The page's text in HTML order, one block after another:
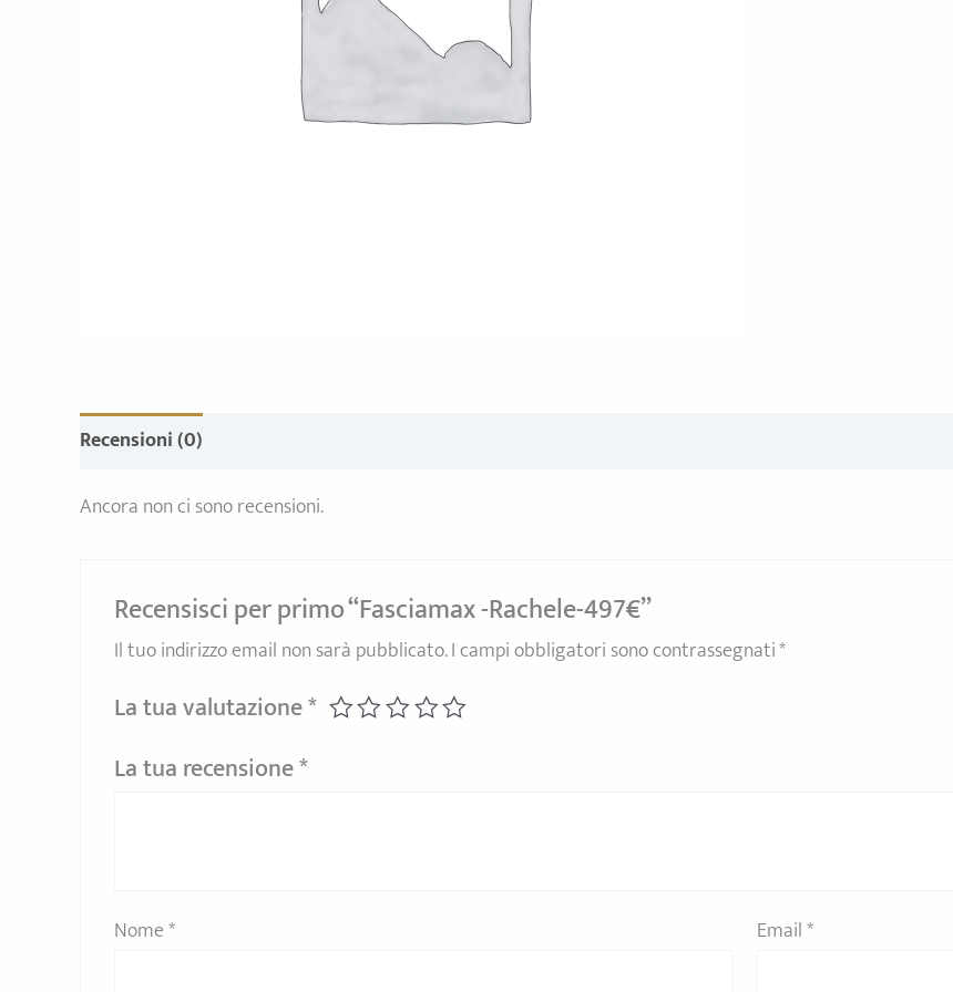
Recensioni (0)
Ancora non ci sono recensioni.
Recensisci per primo “Fasciamax -Rachele-497€”
Il tuo indirizzo email non sarà pubblicato.I campi obbligatori sono contrassegnati*
La tua valutazione*
La tua recensione*
Nome* Email*